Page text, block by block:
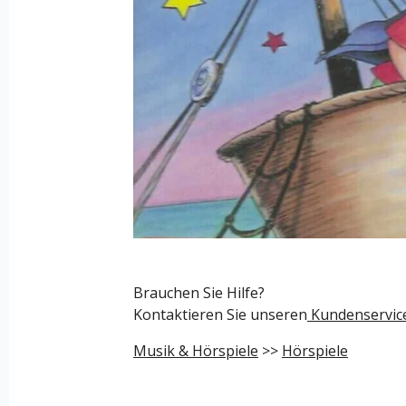
Brauchen Sie Hilfe?
Kontaktieren Sie unseren
Musik & Hörspiele >> Hörspiele